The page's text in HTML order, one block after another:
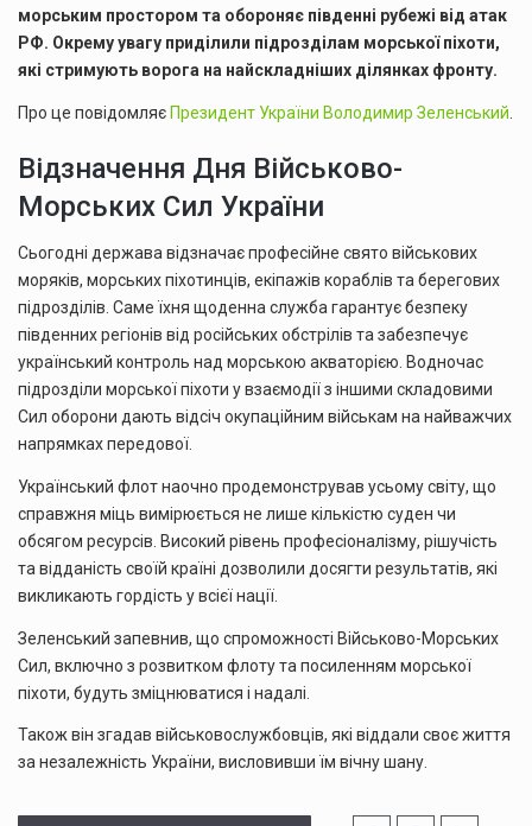
морським простором та обороняє південні рубежі від атак
РФ. Окрему увагу приділили підрозділам морської піхоти,
які стримують ворога на найскладніших ділянках фронту.
Про це повідомляє Президент України Володимир Зеленський
Відзначення Дня Військово-
Морських Сил України
Сьогодні держава відзначає професійне свято військових
моряків, морських піхотинців, екіпажів кораблів та берегових
підрозділів. Саме їхня щоденна служба гарантує безпеку
південних регіонів від російських обстрілів та забезпечує
український контроль над морською акваторією. Водночас
підрозділи морської піхоти у взаємодії з іншими складовими
Сил оборони дають відсіч окупаційним військам на найважчих
напрямках передової.
Український флот наочно продемонстрував усьому світу, що
справжня міць вимірюється не лише кількістю суден чи
обсягом ресурсів. Високий рівень професіоналізму, рішучість
та відданість своїй країні дозволили досягти результатів, які
викликають гордість у всієї нації.
Зеленський запевнив, що спроможності Військово-Морських
Сил, включно з розвитком флоту та посиленням морської
піхоти, будуть зміцнюватися і надалі.
Також він згадав військовослужбовців, які віддали своє життя
за незалежність України, висловивши їм вічну шану.